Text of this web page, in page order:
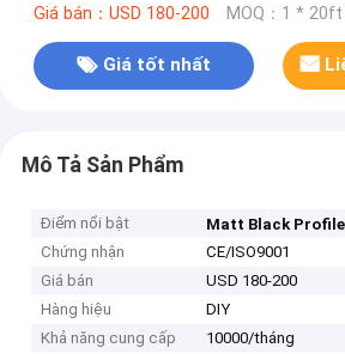
Giá bán：USD 180-200 MOQ：1 * 20ft
Giá tốt nhất
Mô Tả Sản Phẩm
Điểm nổi bật
Matt Black
Chứng nhận
CE/ISO9001
Giá bán
USD 180-200
Hàng hiệu
DIY
Khả năng cung cấp
10000/tháng